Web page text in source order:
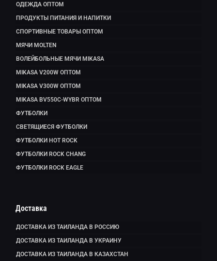
ОДЕЖДА ОПТОМ
ПРОДУКТЫ ПИТАНИЯ И НАПИТКИ
СПОРТИВНЫЕ ТОВАРЫ ОПТОМ
МЯЧИ MOLTEN
ВОЛЕЙБОЛЬНЫЕ МЯЧИ MIKASA
MIKASA V200W ОПТОМ
MIKASA V300W ОПТОМ
MIKASA BV550C-WYBR ОПТОМ
ФУТБОЛКИ
СВЕТЯЩИЕСЯ ФУТБОЛКИ
ФУТБОЛКИ HOT ROCK
ФУТБОЛКИ ROCK CHANG
ФУТБОЛКИ ROCK EAGLE
Доставка
ДОСТАВКА ИЗ ТАИЛАНДА В РОССИЮ
ДОСТАВКА ИЗ ТАИЛАНДА В УКРАИНУ
ДОСТАВКА ИЗ ТАИЛАНДА В КАЗАХСТАН